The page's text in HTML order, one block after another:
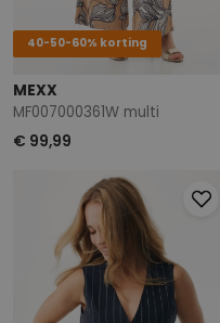
40-50-60% korting
MEXX
MF007000361W multi
€ 99,99